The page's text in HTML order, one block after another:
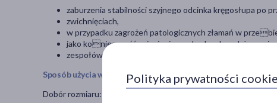
zaburzenia stabilności szyjnego odcinka kręgosłupa po
zwichnięciach,
w przypadku zagrożeń patologicznych złamań w
jako konieczność zniesienia swobodnych ruchów
zespołów bólowych o różnej etiologii.
Sposób użycia wyrobu medycznego
Dobór rozmiaru:
Polityka prywatności cookie